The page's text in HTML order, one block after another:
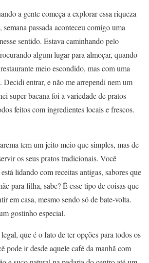
a gente começa a explorar essa riqueza
passada aconteceu comigo uma
sentido. Estava caminhando pelo
algum lugar para almoçar, quando
meio escondido, mas com uma
Decidi entrar, e não me arrependi nem um
super bacana foi a variedade de pratos
feitos com ingredientes locais e frescos.
tem um jeito meio que simples, mas de
os seus pratos tradicionais. Você
lidando com receitas antigas, sabores que
para filha, sabe? É esse tipo de coisas que
em casa, mesmo sendo só de bate-volta.
gostinho especial.
que é o fato de ter opções para todos os
pode ir desde aquele café da manhã com